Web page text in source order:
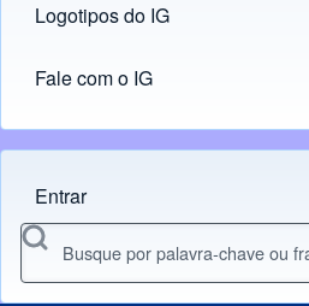
Logotipos do IG
(opens in new tab)
Fale com o IG
Menu do usuário
Entrar
Search